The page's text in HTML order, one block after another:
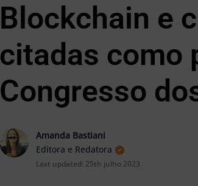
Blockchain e
citadas como
Congresso
Amanda Bastiani
Editora e Redatora
Last updated: 25th julho 2023